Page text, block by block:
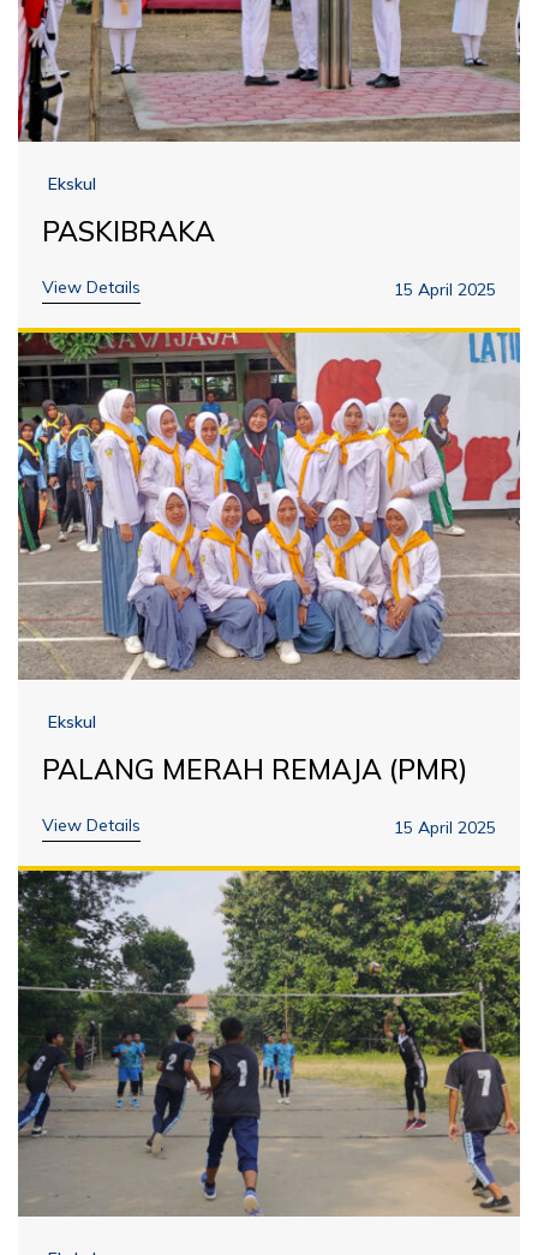
Ekskul
PASKIBRAKA
View Details 15 April 2025
Ekskul
PALANG MERAH REMAJA (PMR)
View Details 15 April 2025